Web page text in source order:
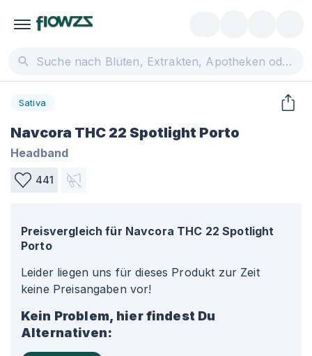
Sativa
Navcora THC 22 Spotlight Porto
Headband
441
Preisvergleich für Navcora THC 22 Spotlight
Porto
Leider liegen uns für dieses Produkt zur Zeit
keine Preisangaben vor!
Kein Problem, hier findest Du
Alternativen: